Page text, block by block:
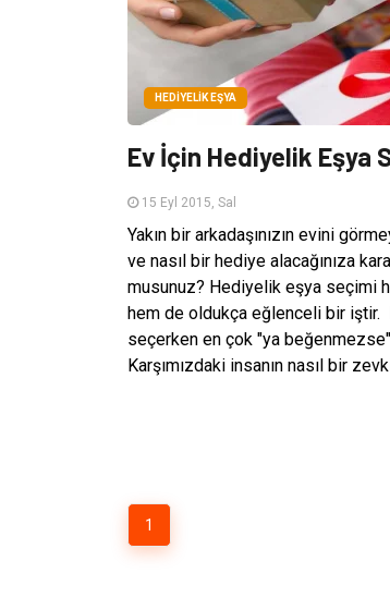
HEDIYELIK EŞYA
Ev İçin Hediyelik Eşya
15 Eyl 2015, Sal
Yakın bir arkadaşınızın evini
ve nasıl bir hediye alacağınıza
musunuz? Hediyelik eşya seçimi
hem de oldukça eğlenceli bir
seçerken en çok "ya
Karşımızdaki insanın nasıl bir
1